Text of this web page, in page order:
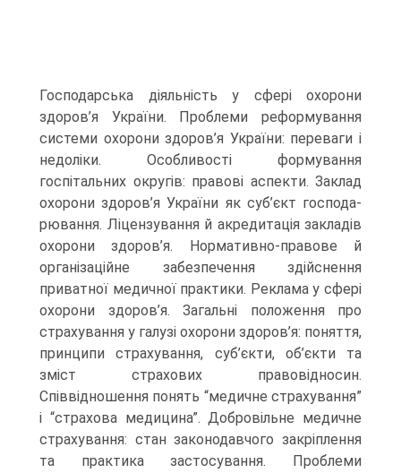
Господарська діяльність у сфері охорони
здоров’я України. Про­блеми реформування
системи охорони здоров’я України: переваги і
недоліки. Особливості формування
госпітальних округів: право­ві аспекти. Заклад
охорони здоров’я України як суб’єкт господа­
рювання. Ліцензування й акредитація закладів
охорони здоров’я. Нормативно-правове й
організаційне забезпечення здійснення
приватної медичної практики. Реклама у сфері
охорони здоров’я. Загальні положення про
страхування у галузі охорони здоров’я: поняття,
принципи страхування, суб’єкти, об’єкти та
зміст стра­хових правовідносин.
Співвідношення понять “медичне страхуван­ня”
і “страхова медицина”. Добровільне медичне
страхування: стан законодавчого закріплення
та практика застосування. Проблеми